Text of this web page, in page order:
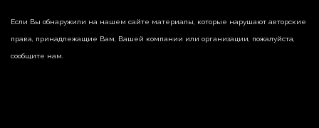
Если Вы обнаружили на нашем сайте материалы, которые нарушают авторские
права, принадлежащие Вам, Вашей компании или организации, пожалуйста,
сообщите нам.